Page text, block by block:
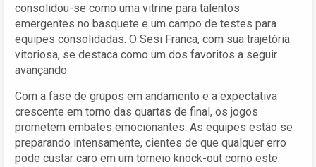
consolidou-se como uma vitrine para talentos
emergentes no basquete e um campo de testes para
equipes consolidadas. O Sesi Franca, com sua trajetória
vitoriosa, se destaca como um dos favoritos a seguir
avançando.
Com a fase de grupos em andamento e a expectativa
crescente em torno das quartas de final, os jogos
prometem embates emocionantes. As equipes estão se
preparando intensamente, cientes de que qualquer erro
pode custar caro em um torneio knock-out como este.